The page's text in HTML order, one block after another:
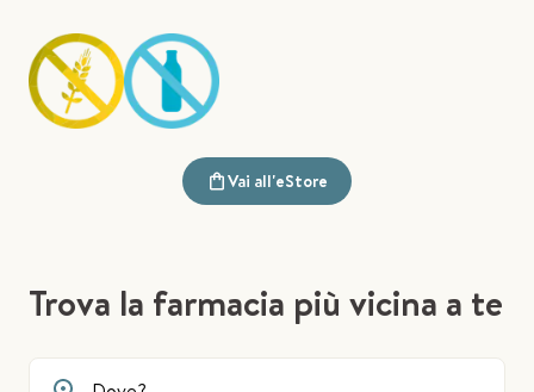
Vai all'eStore
Trova la farmacia più vicina a te